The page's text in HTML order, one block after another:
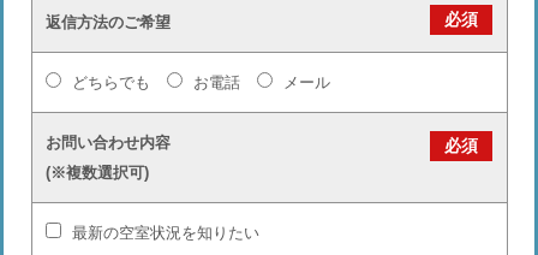
返信方法のご希望 必須
どちらでも お電話 メール
お問い合わせ内容
(※複数選択可)
必須
最新の空室状況を知りたい